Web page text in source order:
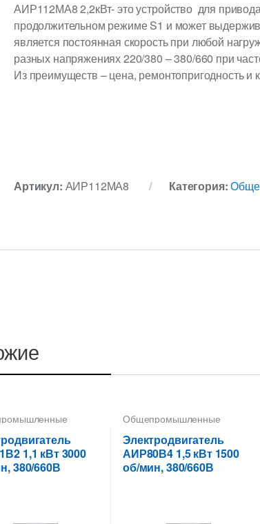
АИР112МА8 2,2кВт- это устройство для
продолжительном режиме S1 и может
является постоянная скорость при любой
разных напряжениях 220/380 – 380/660 при
Из преимуществ – цена, ремонтопригодность и
Артикул: АИР112МА8 Категория:
1,1 кВт 3000
380/660В
Общепромышленные
Электродвигатель
АИР80В4 1,5 кВт 1500
об/мин, 380/660В